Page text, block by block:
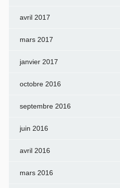
avril 2017
mars 2017
janvier 2017
octobre 2016
septembre 2016
juin 2016
avril 2016
mars 2016